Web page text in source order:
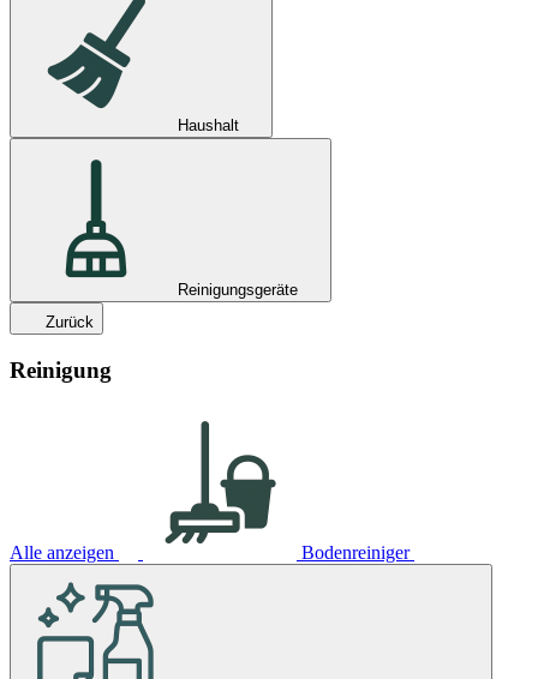
Haushalt
Reinigungsgeräte
Zurück
Reinigung
Alle anzeigen Bodenreiniger